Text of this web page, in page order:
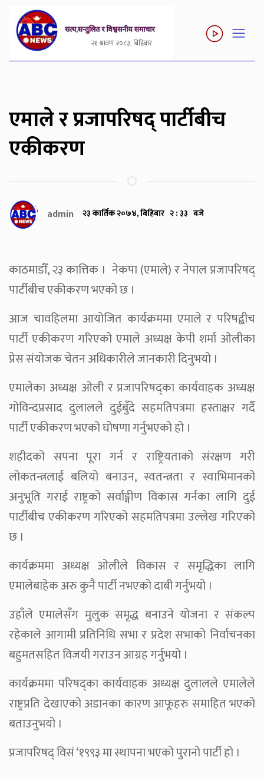
२१ श्रावण २०८३, बिहिबार
एमाले र प्रजापरिषद् पार्टीबीच
एकीकरण
admin २३ कार्तिक २०७४, बिहिबार २ : ३३ बजे
काठमाडौँ, २३ कात्तिक । नेकपा (एमाले) र नेपाल प्रजापरिषद्
पार्टीबीच एकीकरण भएको छ ।
आज चावहिलमा आयोजित कार्यक्रममा एमाले र परिषद्बीच
पार्टी एकीकरण गरिएको एमाले अध्यक्ष केपी शर्मा ओलीका
प्रेस संयोजक चेतन अधिकारीले जानकारी दिनुभयो ।
एमालेका अध्यक्ष ओली र प्रजापरिषद्का कार्यवाहक अध्यक्ष
गोविन्दप्रसाद दुलालले दुईबुँदे सहमतिपत्रमा हस्ताक्षर गर्दै
पार्टी एकीकरण भएको घोषणा गर्नुभएको हो ।
शहीदको सपना पूरा गर्न र राष्ट्रियताको संरक्षण गरी
लोकतन्त्रलाई बलियो बनाउन, स्वतन्त्रता र स्वाभिमानको
अनुभूति गराई राष्ट्रको सर्वाङ्गीण विकास गर्नका लागि दुई
पार्टीबीच एकीकरण गरिएको सहमतिपत्रमा उल्लेख गरिएको
छ ।
कार्यक्रममा अध्यक्ष ओलीले विकास र समृद्धिका लागि
एमालेबाहेक अरु कुनै पार्टी नभएको दाबी गर्नुभयो ।
उहाँले एमालेसँग मुलुक समृद्ध बनाउने योजना र संकल्प
रहेकाले आगामी प्रतिनिधि सभा र प्रदेश सभाको निर्वाचनका
बहुमतसहित विजयी गराउन आग्रह गर्नुभयो ।
कार्यक्रममा परिषद्का कार्यवाहक अध्यक्ष दुलालले एमालेले
राष्ट्रप्रति देखाएको अडानका कारण आफूहरु समाहित भएको
बताउनुभयो ।
प्रजापरिषद् विसं ‘१९९३ मा स्थापना भएको पुरानो पार्टी हो ।